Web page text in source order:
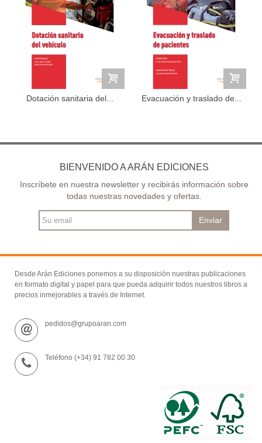
Dotación sanitaria del... Evacuación y traslado de...
BIENVENIDO A ARÁN EDICIONES
Inscríbete en nuestra newsletter y recibirás información sobre
todas nuestras novedades y ofertas.
Enviar
Desde Arán Ediciones ponemos a su disposición nuestras publicaciones
en formato digital y papel para que pueda adquirir todos nuestros libros a
precios inmejorables a través de Internet.
pedidos@grupoaran.com
Teléfono (+34) 91 782 00 30